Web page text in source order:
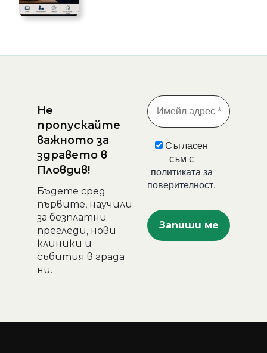
Не
пропускайте
важното за
здравето в
Пловдив!
Бъдете сред
първите, научили
за безплатни
прегледи, нови
клиники и
събития в града
ни.
Съгласен
съм с
политиката за
поверителност.